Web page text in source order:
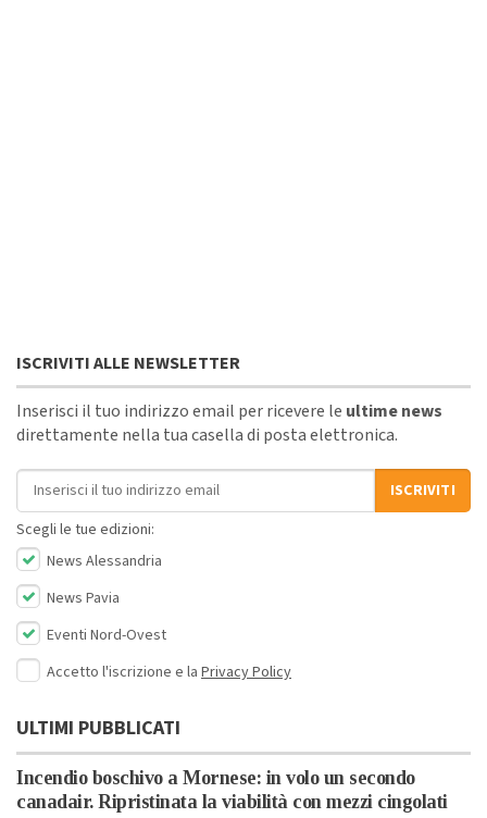
ISCRIVITI ALLE NEWSLETTER
Inserisci il tuo indirizzo email per ricevere le ultime news
direttamente nella tua casella di posta elettronica.
Indirizzo email
ISCRIVITI
Scegli le tue edizioni:
News Alessandria
News Pavia
Eventi Nord-Ovest
Accetto l'iscrizione e la Privacy Policy
ULTIMI PUBBLICATI
Incendio boschivo a Mornese: in volo un secondo
canadair. Ripristinata la viabilità con mezzi cingolati